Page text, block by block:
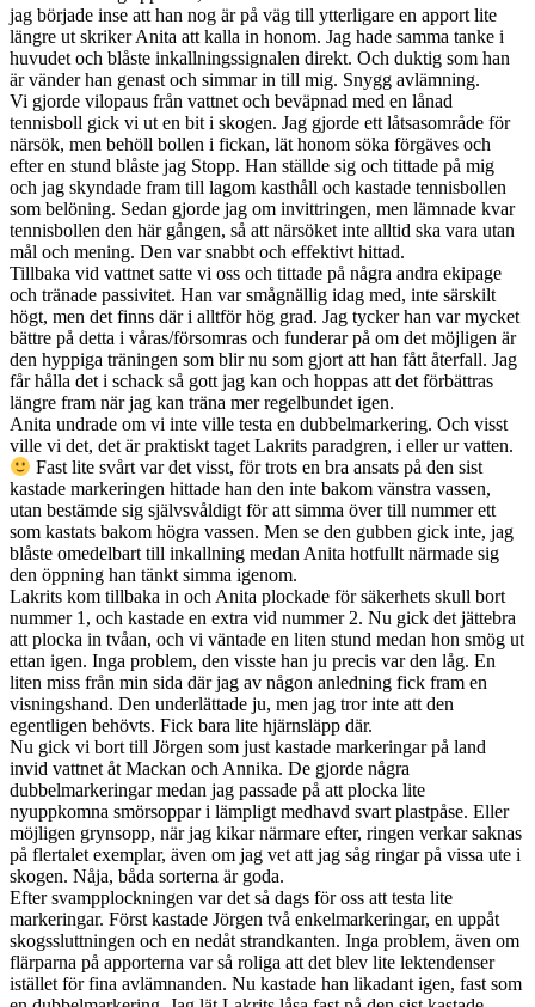
jag började inse att han nog är på väg till ytterligare en apport lite
längre ut skriker Anita att kalla in honom. Jag hade samma tanke i
huvudet och blåste inkallningssignalen direkt. Och duktig som han
är vänder han genast och simmar in till mig. Snygg avlämning.
Vi gjorde vilopaus från vattnet och beväpnad med en lånad
tennisboll gick vi ut en bit i skogen. Jag gjorde ett låtsasområde för
närsök, men behöll bollen i fickan, lät honom söka förgäves och
efter en stund blåste jag Stopp. Han ställde sig och tittade på mig
och jag skyndade fram till lagom kasthåll och kastade tennisbollen
som belöning. Sedan gjorde jag om invittringen, men lämnade kvar
tennisbollen den här gången, så att närsöket inte alltid ska vara utan
mål och mening. Den var snabbt och effektivt hittad.
Tillbaka vid vattnet satte vi oss och tittade på några andra ekipage
och tränade passivitet. Han var smågnällig idag med, inte särskilt
högt, men det finns där i alltför hög grad. Jag tycker han var mycket
bättre på detta i våras/försomras och funderar på om det möjligen är
den hyppiga träningen som blir nu som gjort att han fått återfall. Jag
får hålla det i schack så gott jag kan och hoppas att det förbättras
längre fram när jag kan träna mer regelbundet igen.
Anita undrade om vi inte ville testa en dubbelmarkering. Och visst
ville vi det, det är praktiskt taget Lakrits paradgren, i eller ur vatten.
Fast lite svårt var det visst, för trots en bra ansats på den sist
kastade markeringen hittade han den inte bakom vänstra vassen,
utan bestämde sig självsvåldigt för att simma över till nummer ett
som kastats bakom högra vassen. Men se den gubben gick inte, jag
blåste omedelbart till inkallning medan Anita hotfullt närmade sig
den öppning han tänkt simma igenom.
Lakrits kom tillbaka in och Anita plockade för säkerhets skull bort
nummer 1, och kastade en extra vid nummer 2. Nu gick det jättebra
att plocka in tvåan, och vi väntade en liten stund medan hon smög ut
ettan igen. Inga problem, den visste han ju precis var den låg. En
liten miss från min sida där jag av någon anledning fick fram en
visningshand. Den underlättade ju, men jag tror inte att den
egentligen behövts. Fick bara lite hjärnsläpp där.
Nu gick vi bort till Jörgen som just kastade markeringar på land
invid vattnet åt Mackan och Annika. De gjorde några
dubbelmarkeringar medan jag passade på att plocka lite
nyuppkomna smörsoppar i lämpligt medhavd svart plastpåse. Eller
möjligen grynsopp, när jag kikar närmare efter, ringen verkar saknas
på flertalet exemplar, även om jag vet att jag såg ringar på vissa ute i
skogen. Nåja, båda sorterna är goda.
Efter svampplockningen var det så dags för oss att testa lite
markeringar. Först kastade Jörgen två enkelmarkeringar, en uppåt
skogssluttningen och en nedåt strandkanten. Inga problem, även om
flärparna på apporterna var så roliga att det blev lite lektendenser
istället för fina avlämnanden. Nu kastade han likadant igen, fast som